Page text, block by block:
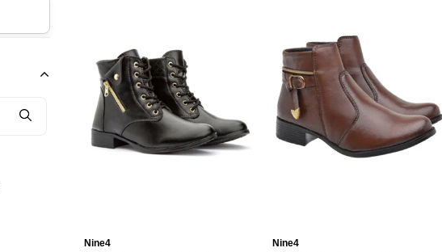
Nine4
Nine4